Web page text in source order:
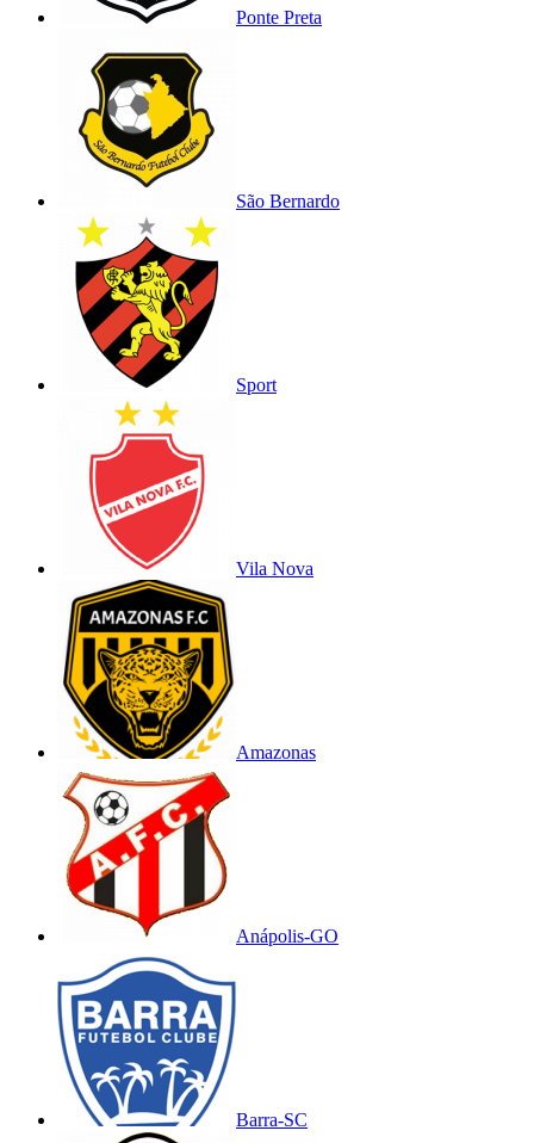
Ponte Preta
São Bernardo
Sport
Vila Nova
Amazonas
Anápolis-GO
Barra-SC